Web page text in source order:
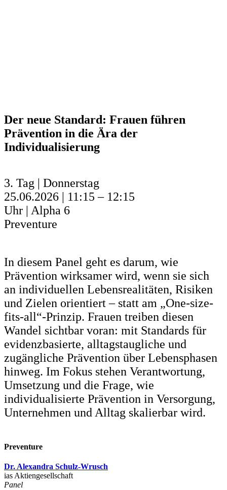
Der neue Standard: Frauen führen
Prävention in die Ära der
Individualisierung
3. Tag | Donnerstag
25.06.2026 | 11:15 – 12:15
Uhr | Alpha 6
Preventure
In diesem Panel geht es darum, wie
Prävention wirksamer wird, wenn sie sich
an individuellen Lebensrealitäten, Risiken
und Zielen orientiert – statt am „One-size-
fits-all“-Prinzip. Frauen treiben diesen
Wandel sichtbar voran: mit Standards für
evidenzbasierte, alltagstaugliche und
zugängliche Prävention über Lebensphasen
hinweg. Im Fokus stehen Verantwortung,
Umsetzung und die Frage, wie
individualisierte Prävention in Versorgung,
Unternehmen und Alltag skalierbar wird.
Preventure
Dr. Alexandra Schulz-Wrusch
ias Aktiengesellschaft
Panel